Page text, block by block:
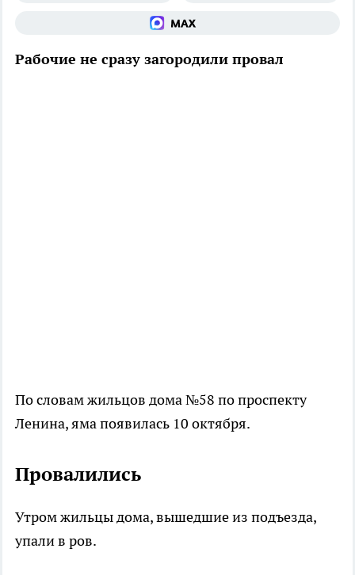
Рабочие не сразу загородили провал
По словам жильцов дома №58 по проспекту
Ленина, яма появилась 10 октября.
Провалились
Утром жильцы дома, вышедшие из подъезда,
упали в ров.